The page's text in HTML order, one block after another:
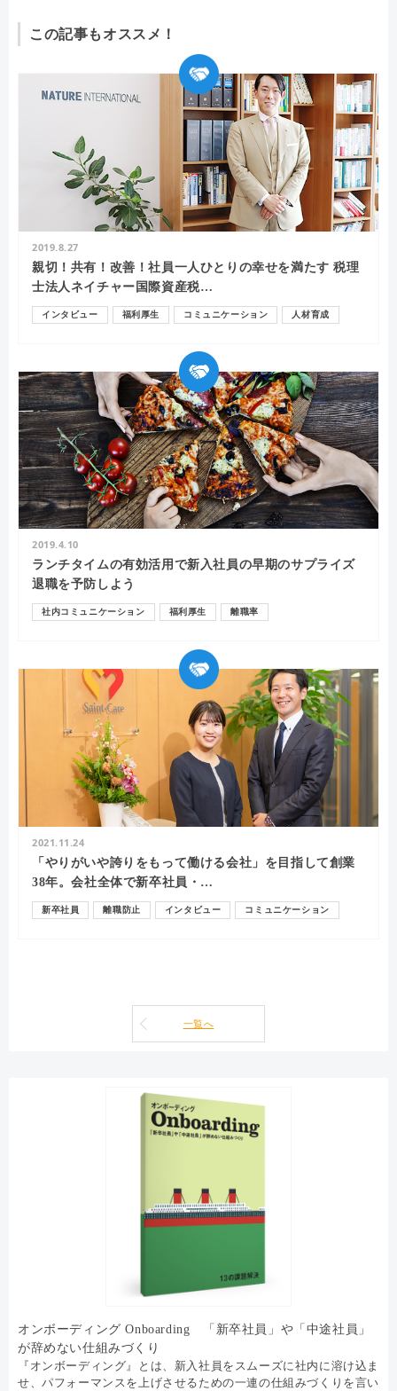
この記事もオススメ！
2019.8.27
親切！共有！改善！社員一人ひとりの幸せを満たす 税理
士法人ネイチャー国際資産税…
インタビュー 福利厚生 コミュニケーション 人材育成
2019.4.10
ランチタイムの有効活用で新入社員の早期のサプライズ
退職を予防しよう
社内コミュニケーション 福利厚生 離職率
2021.11.24
「やりがいや誇りをもって働ける会社」を目指して創業
38年。会社全体で新卒社員・…
新卒社員 離職防止 インタビュー コミュニケーション
一覧へ
オンボーディング Onboarding 「新卒社員」や「中途社員」
が辞めない仕組みづくり
『オンボーディング』とは、新入社員をスムーズに社内に溶け込ま
せ、パフォーマンスを上げさせるための一連の仕組みづくりを言い